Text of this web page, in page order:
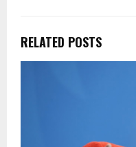
RELATED POSTS